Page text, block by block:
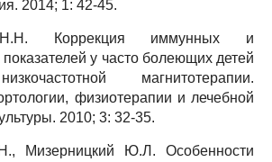
2014; 1: 42-45.
Коррекция иммунных и
у часто болеющих детей
магнитотерапии.
физиотерапии и лечебной
2010; 3: 32-35.
Мизерницкий Ю.Л. Особенности